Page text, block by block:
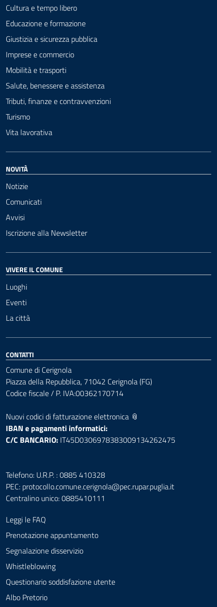
Cultura e tempo libero
Educazione e formazione
Giustizia e sicurezza pubblica
Imprese e commercio
Mobilità e trasporti
Salute, benessere e assistenza
Tributi, finanze e contravvenzioni
Turismo
Vita lavorativa
NOVITÀ
Notizie
Comunicati
Avvisi
Iscrizione alla Newsletter
VIVERE IL COMUNE
Luoghi
Eventi
La città
CONTATTI
Comune di Cerignola
Piazza della Repubblica, 71042 Cerignola (FG)
Codice fiscale / P. IVA:00362170714
Nuovi codici di fatturazione elettronica 📎
IBAN e pagamenti informatici:
C/C BANCARIO: IT45D0306978383009134262475
Telefono: U.R.P. : 0885 410328
PEC: protocollo.comune.cerignola@pec.rupar.puglia.it
Centralino unico: 0885410111
Leggi le FAQ
Prenotazione appuntamento
Segnalazione disservizio
Whistleblowing
Questionario soddisfazione utente
Albo Pretorio